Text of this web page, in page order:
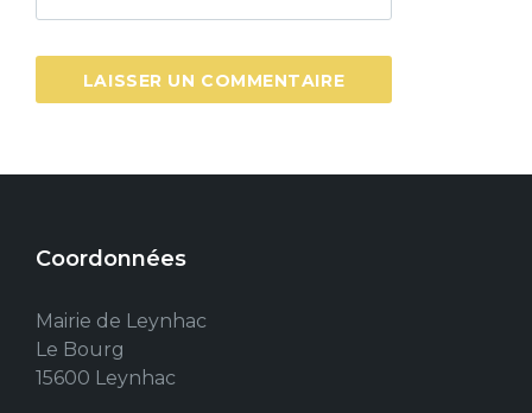
Coordonnées
Mairie de Leynhac
Le Bourg
15600 Leynhac